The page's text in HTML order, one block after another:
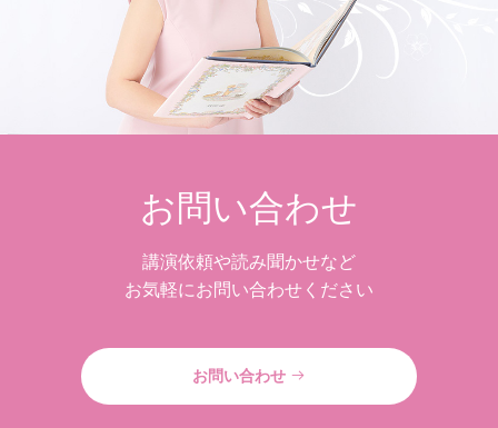
お問い合わせ
講演依頼や読み聞かせなど
お気軽にお問い合わせください
お問い合わせ